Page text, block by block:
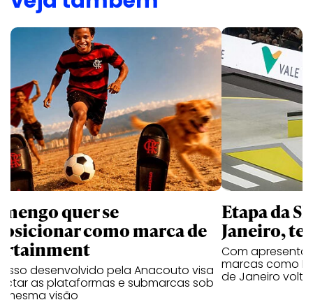
quer se
como marca de
desenvolvido pela Anacouto visa
as plataformas e submarcas sob
mesma visão
Etapa da
Janeiro,
Com
marcas como
de Janeiro